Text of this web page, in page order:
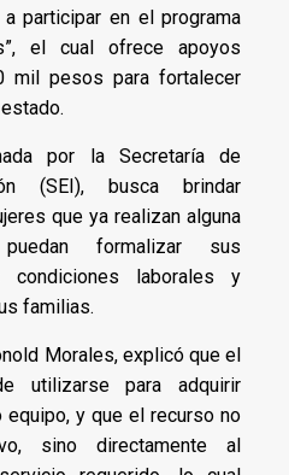
participar en el programa
el cual ofrece apoyos
mil pesos para fortalecer
por la Secretaría de
(SEI), busca brindar
que ya realizan alguna
formalizar sus
condiciones laborales y
familias.
Morales, explicó que el
utilizarse para adquirir
equipo, y que el recurso no
sino directamente al